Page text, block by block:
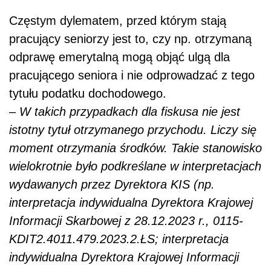
Częstym dylematem, przed którym stają
pracujący seniorzy jest to, czy np. otrzymaną
odprawę emerytalną mogą objąć ulgą dla
pracującego seniora i nie odprowadzać z tego
tytułu podatku dochodowego.
– W takich przypadkach dla fiskusa nie jest
istotny tytuł otrzymanego przychodu. Liczy się
moment otrzymania środków. Takie stanowisko
wielokrotnie było podkreślane w interpretacjach
wydawanych przez Dyrektora KIS (np.
interpretacja indywidualna Dyrektora Krajowej
Informacji Skarbowej z 28.12.2023 r., 0115-
KDIT2.4011.479.2023.2.ŁS; interpretacja
indywidualna Dyrektora Krajowej Informacji